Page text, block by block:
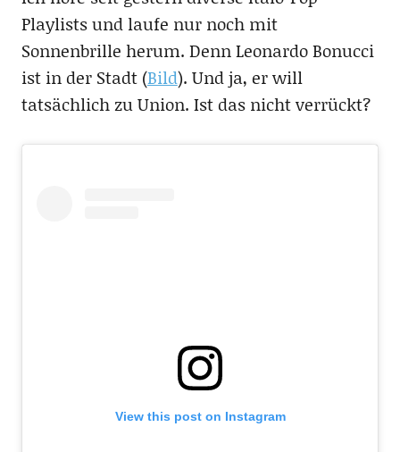
Playlists und laufe nur noch mit
Sonnenbrille herum. Denn Leonardo Bonucci
ist in der Stadt (Bild). Und ja, er will
tatsächlich zu Union. Ist das nicht verrückt?
View this post on Instagram